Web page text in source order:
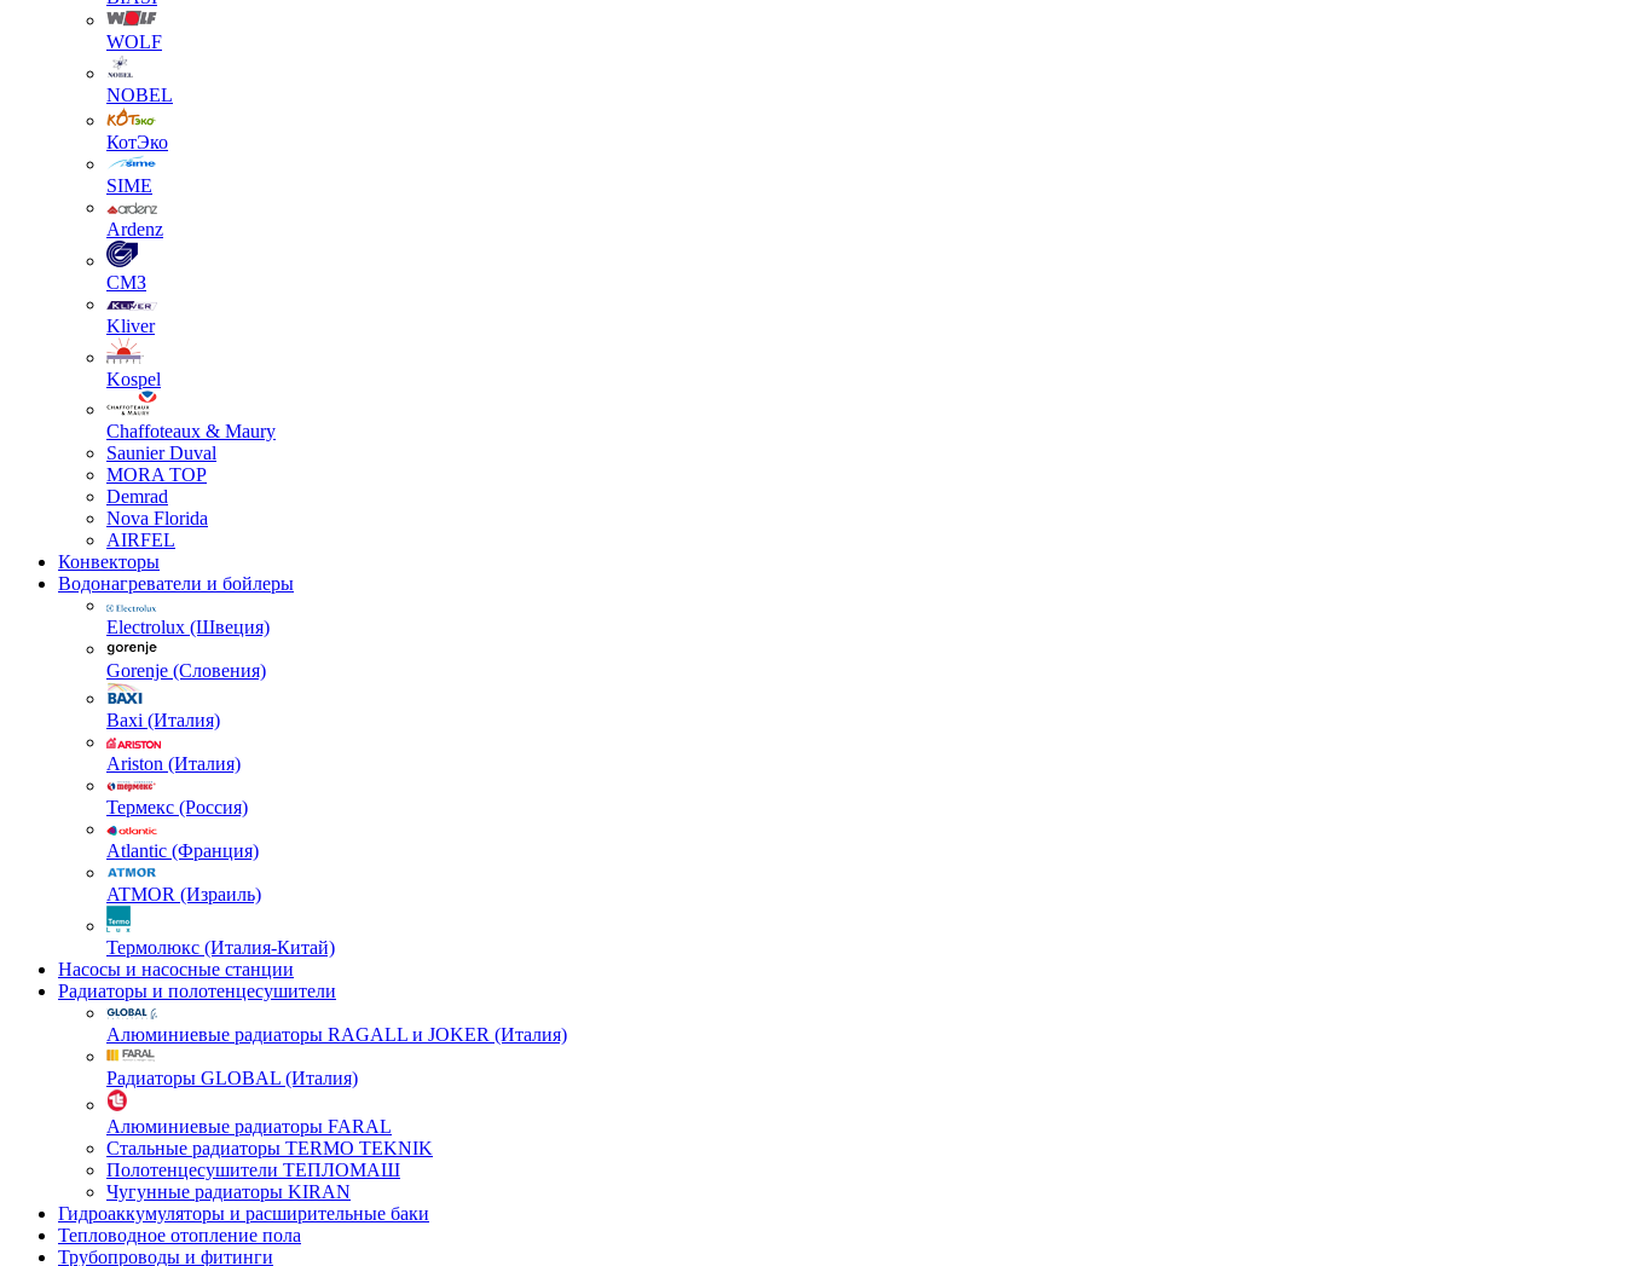
WOLF
NOBEL
КотЭко
SIME
Ardenz
СМЗ
Kliver
Kospel
Chaffoteaux & Maury
Saunier Duval
MORA TOP
Demrad
Nova Florida
AIRFEL
Конвекторы
Водонагреватели и бойлеры
Electrolux (Швеция)
Gorenje (Словения)
Baxi (Италия)
Ariston (Италия)
Термекс (Россия)
Atlantic (Франция)
ATMOR (Израиль)
Термолюкс (Италия-Китай)
Насосы и насосные станции
Радиаторы и полотенцесушители
Алюминиевые радиаторы RAGALL и JOKER (Италия)
Радиаторы GLOBAL (Италия)
Алюминиевые радиаторы FARAL
Стальные радиаторы TERMO TEKNIK
Полотенцесушители ТЕПЛОМАШ
Чугунные радиаторы KIRAN
Гидроаккумуляторы и расширительные баки
Тепловодное отопление пола
Трубопроводы и фитинги